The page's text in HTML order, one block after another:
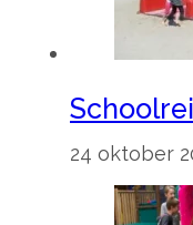
24 oktober